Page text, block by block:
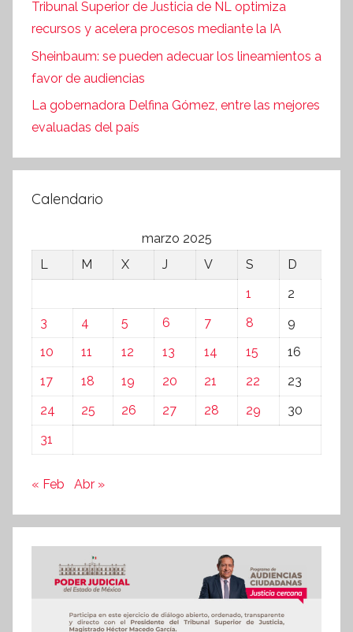
Tribunal Superior de Justicia de NL optimiza
recursos y acelera procesos mediante la IA
Sheinbaum: se pueden adecuar los lineamientos a
favor de audiencias
La gobernadora Delfina Gómez, entre las mejores
evaluadas del país
Calendario
marzo 2025
L
M X J V S
D
1
2
3
4 5 6 7 8
9
10
11 12 13 14 15
16
17
18 19 20 21 22
23
24
25 26 27 28 29
30
31
« Feb Abr »